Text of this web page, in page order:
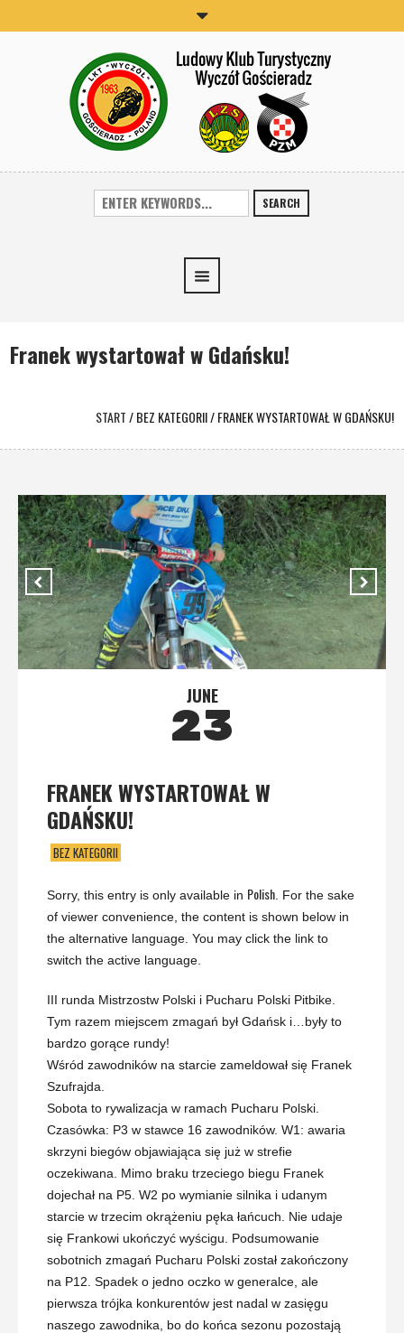
SEARCH
Franek wystartował w Gdańsku!
START/BEZ KATEGORII/FRANEK WYSTARTOWAŁ W GDAŃSKU!
JUNE
23
FRANEK WYSTARTOWAŁ W
GDAŃSKU!
BEZ KATEGORII
Sorry, this entry is only available in Polish. For the sake
of viewer convenience, the content is shown below in
the alternative language. You may click the link to
switch the active language.
III runda Mistrzostw Polski i Pucharu Polski Pitbike.
Tym razem miejscem zmagań był Gdańsk i…były to
bardzo gorące rundy!
Wśród zawodników na starcie zameldował się Franek
Szufrajda.
Sobota to rywalizacja w ramach Pucharu Polski.
Czasówka: P3 w stawce 16 zawodników. W1: awaria
skrzyni biegów objawiająca się już w strefie
oczekiwana. Mimo braku trzeciego biegu Franek
dojechał na P5. W2 po wymianie silnika i udanym
starcie w trzecim okrążeniu pęka łańcuch. Nie udaje
się Frankowi ukończyć wyścigu. Podsumowanie
sobotnich zmagań Pucharu Polski został zakończony
na P12. Spadek o jedno oczko w generalce, ale
pierwsza trójka konkurentów jest nadal w zasięgu
naszego zawodnika, bo do końca sezonu pozostają